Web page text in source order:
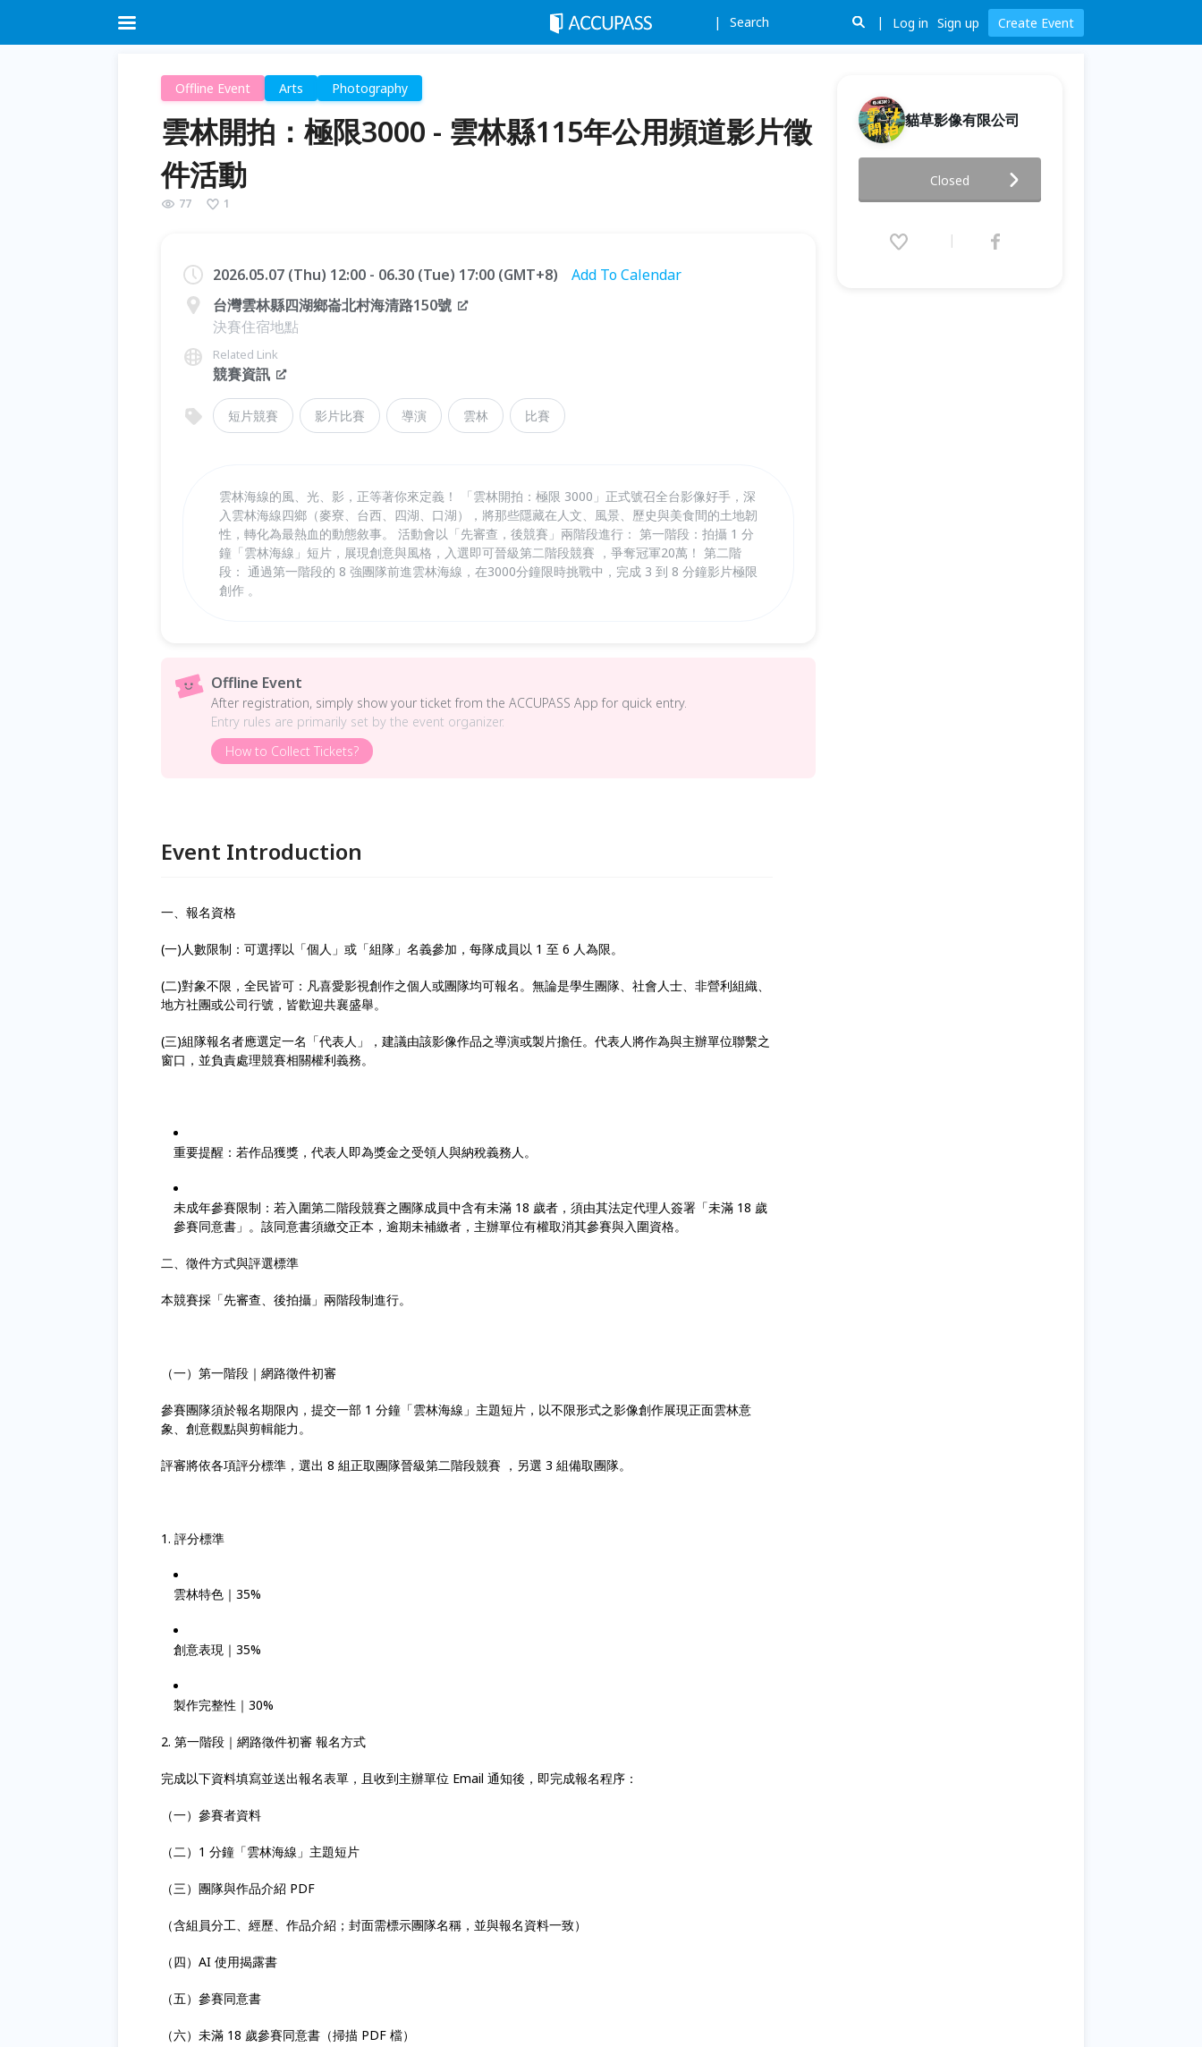
Search Log in Sign up Create Event
Offline Event Arts Photography
雲林開拍：極限3000 - 雲林縣115年公用頻道影片徵
件活動
77 1
2026.05.07 (Thu) 12:00 - 06.30 (Tue) 17:00 (GMT+8)
Add To Calendar
台灣雲林縣四湖鄉崙北村海清路150號
決賽住宿地點
Related Link
競賽資訊
短片競賽 影片比賽 導演 雲林 比賽
雲林海線的風、光、影，正等著你來定義！ 「雲林開拍：極限 3000」正式號召全台影像好手，深
入雲林海線四鄉（麥寮、台西、四湖、口湖），將那些隱藏在人文、風景、歷史與美食間的土地韌
性，轉化為最熱血的動態敘事。 活動會以「先審查，後競賽」兩階段進行： 第一階段：拍攝 1 分
鐘「雲林海線」短片，展現創意與風格，入選即可晉級第二階段競賽 ，爭奪冠軍20萬！ 第二階
段： 通過第一階段的 8 強團隊前進雲林海線，在3000分鐘限時挑戰中，完成 3 到 8 分鐘影片極限
創作 。
Offline Event
After registration, simply show your ticket from the ACCUPASS App for quick entry.
Entry rules are primarily set by the event organizer.
How to Collect Tickets?
Event Introduction
一、報名資格
(一)人數限制：可選擇以「個人」或「組隊」名義參加，每隊成員以 1 至 6 人為限。
(二)對象不限，全民皆可：凡喜愛影視創作之個人或團隊均可報名。無論是學生團隊、社會人士、非營利組織、
地方社團或公司行號，皆歡迎共襄盛舉。
(三)組隊報名者應選定一名「代表人」，建議由該影像作品之導演或製片擔任。代表人將作為與主辦單位聯繫之
窗口，並負責處理競賽相關權利義務。
重要提醒：若作品獲獎，代表人即為獎金之受領人與納稅義務人。
未成年參賽限制：若入圍第二階段競賽之團隊成員中含有未滿 18 歲者，須由其法定代理人簽署「未滿 18 歲
參賽同意書」。該同意書須繳交正本，逾期未補繳者，主辦單位有權取消其參賽與入圍資格。
二、徵件方式與評選標準
本競賽採「先審查、後拍攝」兩階段制進行。
（一）第一階段｜網路徵件初審
參賽團隊須於報名期限內，提交一部 1 分鐘「雲林海線」主題短片，以不限形式之影像創作展現正面雲林意
象、創意觀點與剪輯能力。
評審將依各項評分標準，選出 8 組正取團隊晉級第二階段競賽 ，另選 3 組備取團隊。
1. 評分標準
雲林特色｜35%
創意表現｜35%
製作完整性｜30%
2. 第一階段｜網路徵件初審 報名方式
完成以下資料填寫並送出報名表單，且收到主辦單位 Email 通知後，即完成報名程序：
（一）參賽者資料
（二）1 分鐘「雲林海線」主題短片
（三）團隊與作品介紹 PDF
（含組員分工、經歷、作品介紹；封面需標示團隊名稱，並與報名資料一致）
（四）AI 使用揭露書
（五）參賽同意書
（六）未滿 18 歲參賽同意書（掃描 PDF 檔）
貓草影像有限公司
115年公用頻道影片徵件活動
2026.05.07 (Thu) 12:00 - 06.30
Closed